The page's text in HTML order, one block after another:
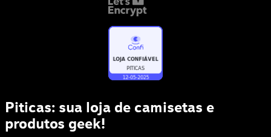
Piticas: sua loja de camisetas e
produtos geek!